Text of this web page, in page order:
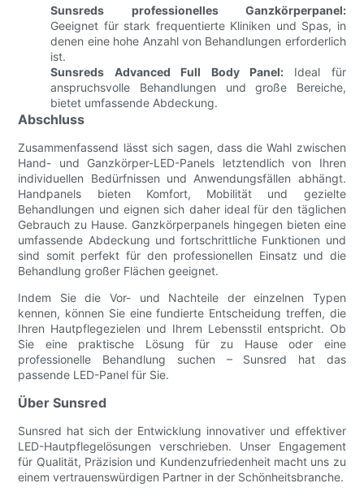
Sunsreds professionelles Ganzkörperpanel:
Geeignet für stark frequentierte Kliniken und Spas, in
denen eine hohe Anzahl von Behandlungen erforderlich
ist.
Sunsreds Advanced Full Body Panel:Ideal für
anspruchsvolle Behandlungen und große Bereiche,
bietet umfassende Abdeckung.
Abschluss
Zusammenfassend lässt sich sagen, dass die Wahl zwischen
Hand- und Ganzkörper-LED-Panels letztendlich von Ihren
individuellen Bedürfnissen und Anwendungsfällen abhängt.
Handpanels bieten Komfort, Mobilität und gezielte
Behandlungen und eignen sich daher ideal für den täglichen
Gebrauch zu Hause. Ganzkörperpanels hingegen bieten eine
umfassende Abdeckung und fortschrittliche Funktionen und
sind somit perfekt für den professionellen Einsatz und die
Behandlung großer Flächen geeignet.
Indem Sie die Vor- und Nachteile der einzelnen Typen
kennen, können Sie eine fundierte Entscheidung treffen, die
Ihren Hautpflegezielen und Ihrem Lebensstil entspricht. Ob
Sie eine praktische Lösung für zu Hause oder eine
professionelle Behandlung suchen – Sunsred hat das
passende LED-Panel für Sie.
Über Sunsred
Sunsred hat sich der Entwicklung innovativer und effektiver
LED-Hautpflegelösungen verschrieben. Unser Engagement
für Qualität, Präzision und Kundenzufriedenheit macht uns zu
einem vertrauenswürdigen Partner in der Schönheitsbranche.